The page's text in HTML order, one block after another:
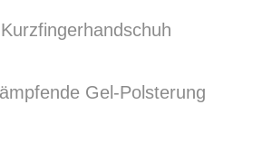
Gel-Polsterung